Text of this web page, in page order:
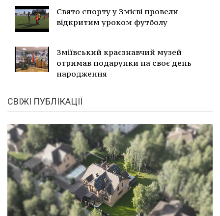
Свято спорту у Змієві провели
відкритим уроком футболу
Зміївський краєзнавчий музей
отримав подарунки на своє день
народження
СВІЖІ ПУБЛІКАЦІЇ